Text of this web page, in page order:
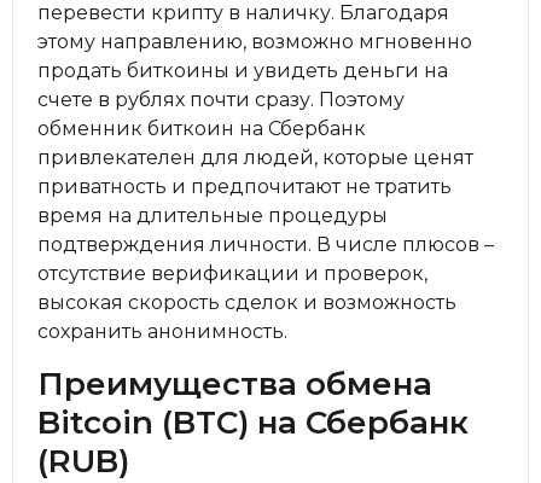
перевести крипту в наличку. Благодаря
этому направлению, возможно мгновенно
продать биткоины и увидеть деньги на
счете в рублях почти сразу. Поэтому
обменник биткоин на Сбербанк
привлекателен для людей, которые ценят
приватность и предпочитают не тратить
время на длительные процедуры
подтверждения личности. В числе плюсов –
отсутствие верификации и проверок,
высокая скорость сделок и возможность
сохранить анонимность.
Преимущества обмена
Bitcoin (BTC) на Сбербанк
(RUB)